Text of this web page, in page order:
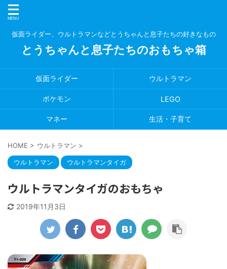
仮面ライダー、ウルトラマンなどとうちゃんと息子たちの好きなもの
とうちゃんと息子たちのおもちゃ箱
仮面ライダー ウルトラマン
ポケモン LEGO
マネー 生活・子育て
HOME > ウルトラマン >
ウルトラマン ウルトラマンタイガ
ウルトラマンタイガのおもちゃ
2019年11月3日